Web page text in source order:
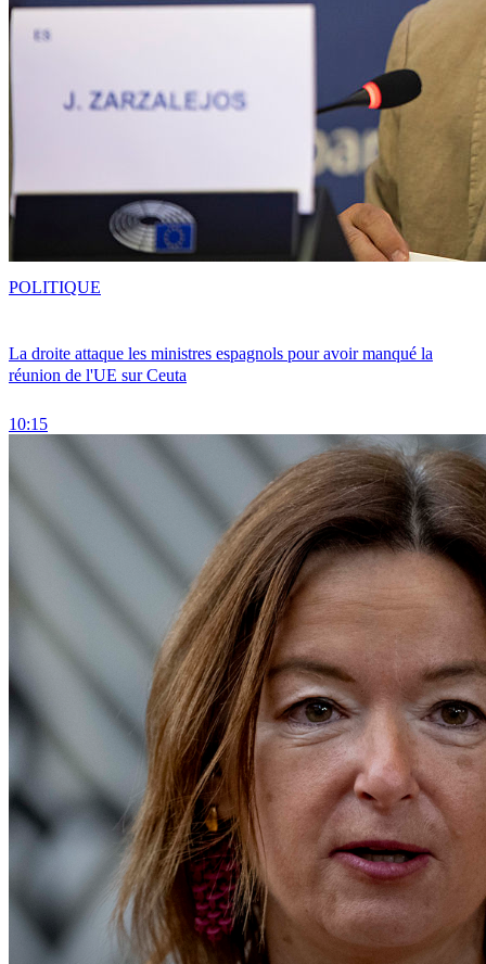
La droite attaque les ministres espagnols pour avoir manqué la
réunion de l'UE sur Ceuta
10:15
POLITIQUE